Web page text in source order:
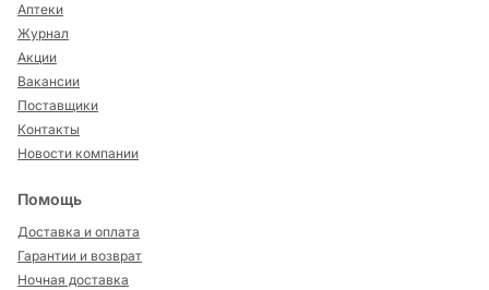
Аптеки
Журнал
Акции
Вакансии
Поставщики
Контакты
Новости компании
Помощь
Доставка и оплата
Гарантии и возврат
Ночная доставка